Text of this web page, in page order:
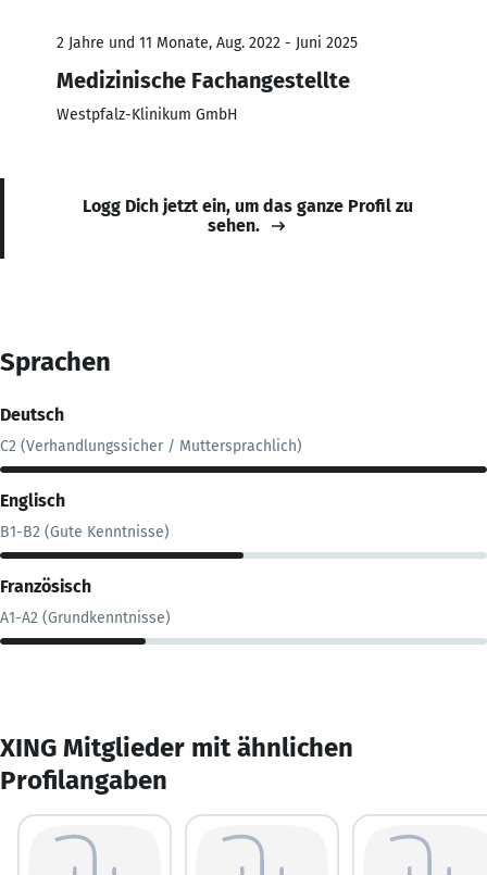
2 Jahre und 11 Monate, Aug. 2022 - Juni 2025
Medizinische Fachangestellte
Westpfalz-Klinikum GmbH
Logg Dich jetzt ein, um das ganze Profil zu
sehen.
Sprachen
Deutsch
C2 (Verhandlungssicher / Muttersprachlich)
Englisch
B1-B2 (Gute Kenntnisse)
Französisch
A1-A2 (Grundkenntnisse)
XING Mitglieder mit ähnlichen
Profilangaben